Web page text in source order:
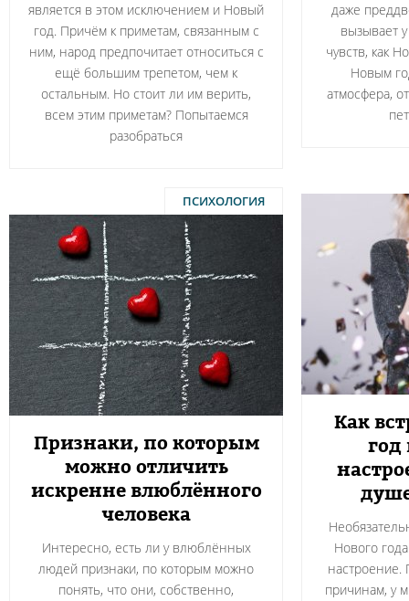
даже
вызывает
чувств, как
Новым
атмосфера,
является в этом исключением и Новый
год. Причём к приметам, связанным с
ним, народ предпочитает относиться с
ещё большим трепетом, чем к
остальным. Но стоит ли им верить,
всем этим приметам? Попытаемся
разобраться
Как
год
Нового
настроение.
причинам, у
ПСИХОЛОГИЯ
Признаки, по которым
можно отличить
искренне влюблённого
человека
Интересно, есть ли у влюблённых
людей признаки, по которым можно
понять, что они, собственно,